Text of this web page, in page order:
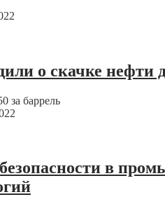
о скачке нефти
за баррель
в